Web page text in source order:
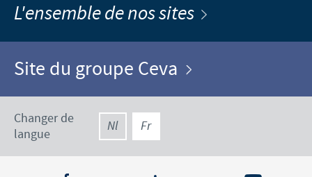
L'ensemble de nos sites
Site du groupe Ceva
Changer de
langue
Nl Fr